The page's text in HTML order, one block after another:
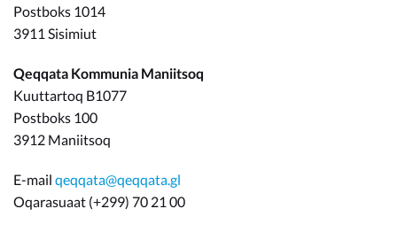
Postboks 1014
3911 Sisimiut
Qeqqata Kommunia Maniitsoq
Kuuttartoq B1077
Postboks 100
3912 Maniitsoq
E-mail qeqqata@qeqqata.gl
Oqarasuaat (+299) 70 21 00